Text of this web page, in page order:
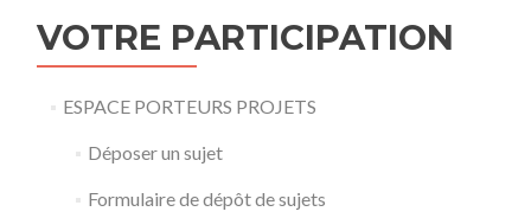
VOTRE PARTICIPATION
ESPACE PORTEURS PROJETS
Déposer un sujet
Formulaire de dépôt de sujets